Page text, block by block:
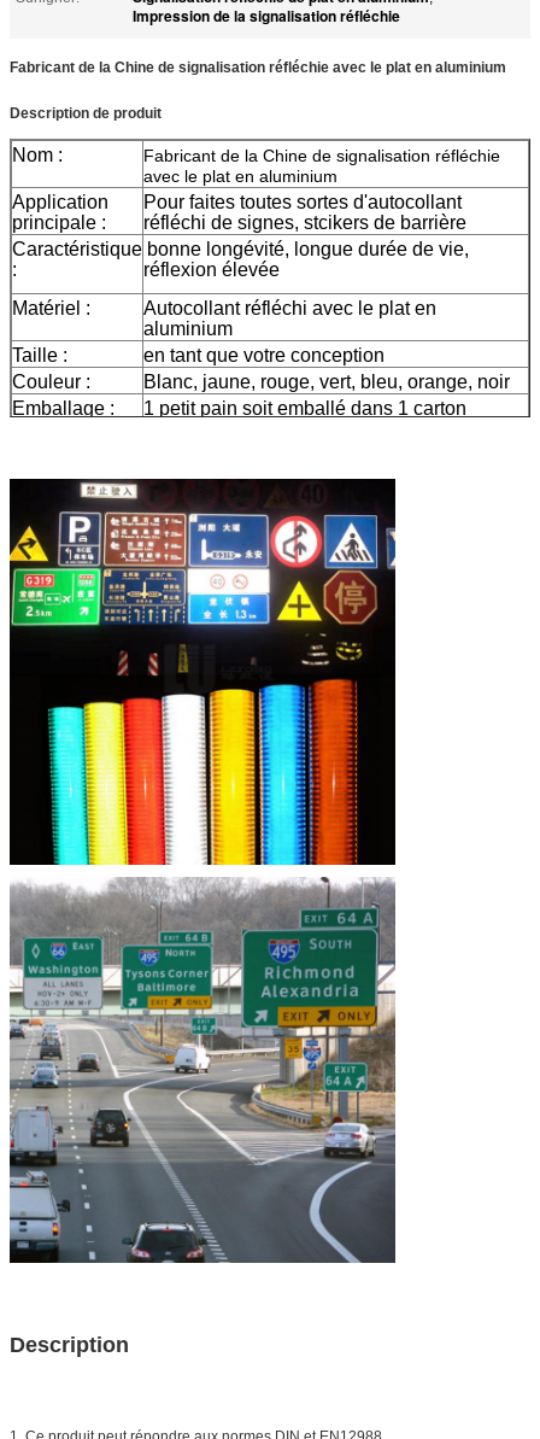
Impression de la signalisation réfléchie
Fabricant de la Chine de signalisation réfléchie avec le plat en aluminium
Description de produit
Nom :
Fabricant de la Chine de signalisation réfléchie
avec le plat en aluminium
Application
principale :
Pour faites toutes sortes d'autocollant
réfléchi de signes, stcikers de barrière
Caractéristique
:
bonne longévité, longue durée de vie,
réflexion élevée
Matériel :
Autocollant réfléchi avec le plat en
aluminium
Taille :
en tant que votre conception
Couleur :
Blanc, jaune, rouge, vert, bleu, orange, noir
Emballage :
1 petit pain soit emballé dans 1 carton
La livraison
7 jours, selon la quantité d'ordre
Description